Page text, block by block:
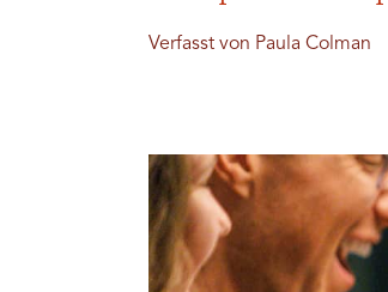
Verfasst von Paula Colman